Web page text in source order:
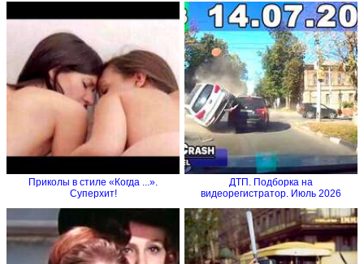
Приколы в стиле «Когда ...».
Суперхит!
ДТП. Подборка на
видеорегистратор. Июль 2026